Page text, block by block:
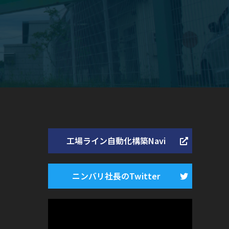
工場ライン自動化構築Navi
ニンバリ社長のTwitter